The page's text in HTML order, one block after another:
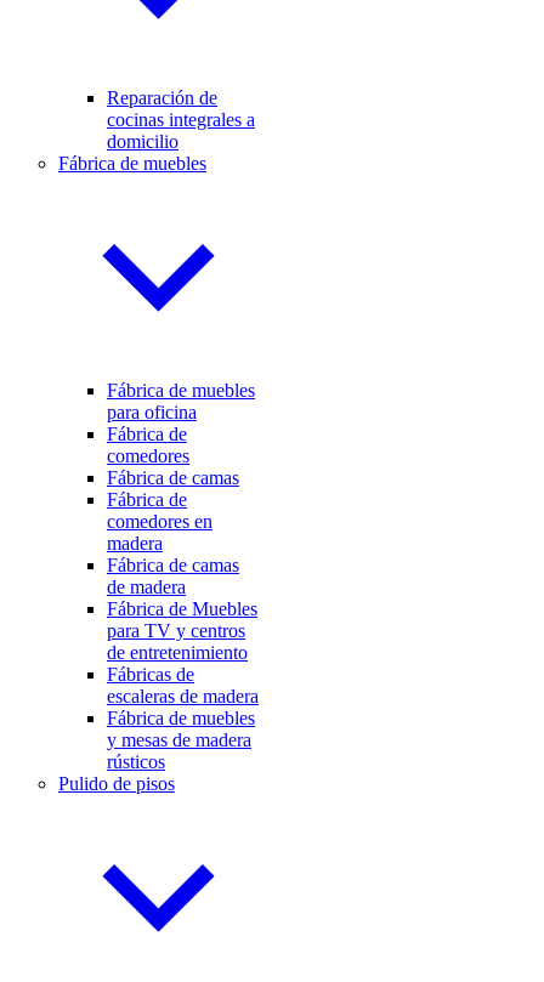
Reparación de
cocinas integrales a
domicilio
Fábrica de muebles
Fábrica de muebles
para oficina
Fábrica de
comedores
Fábrica de camas
Fábrica de
comedores en
madera
Fábrica de camas
de madera
Fábrica de Muebles
para TV y centros
de entretenimiento
Fábricas de
escaleras de madera
Fábrica de muebles
y mesas de madera
rústicos
Pulido de pisos